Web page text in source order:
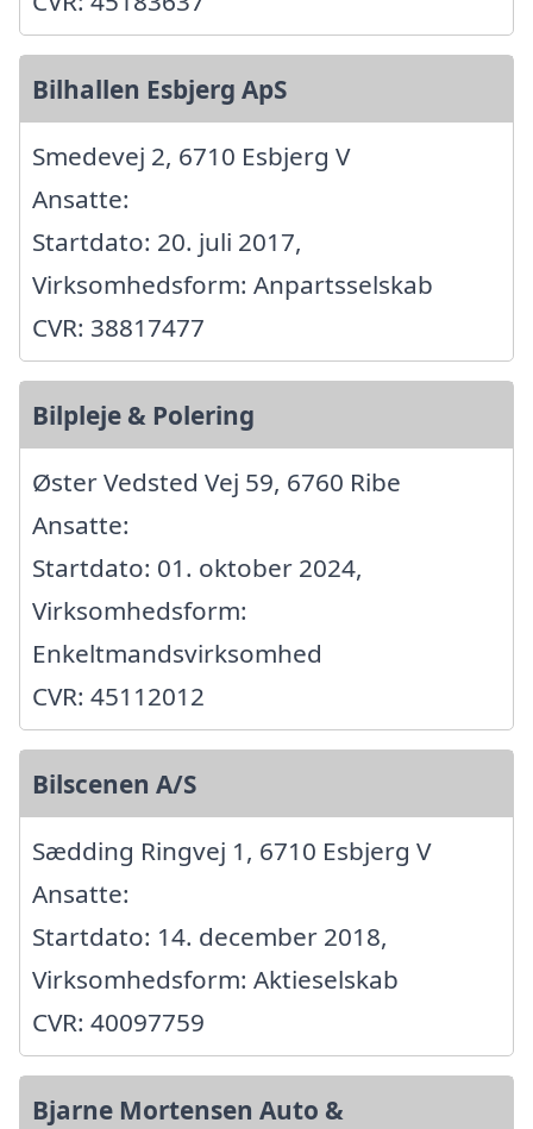
Bilhallen Esbjerg ApS
Smedevej 2, 6710 Esbjerg V
Ansatte:
Startdato: 20. juli 2017,
Virksomhedsform: Anpartsselskab
CVR: 38817477
Bilpleje & Polering
Øster Vedsted Vej 59, 6760 Ribe
Ansatte:
Startdato: 01. oktober 2024,
Virksomhedsform:
Enkeltmandsvirksomhed
CVR: 45112012
Bilscenen A/S
Sædding Ringvej 1, 6710 Esbjerg V
Ansatte:
Startdato: 14. december 2018,
Virksomhedsform: Aktieselskab
CVR: 40097759
Bjarne Mortensen Auto &